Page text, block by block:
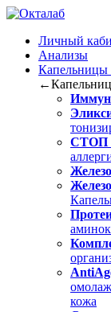
Личный
Анализы
Капельницы
←
СТОП
Железо
кожа